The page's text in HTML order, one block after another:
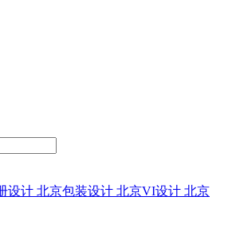
设计 北京包装设计 北京VI设计 北京